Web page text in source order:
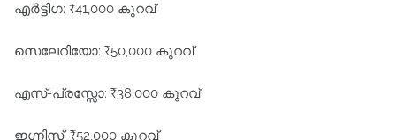
എർട്ടിഗ: ₹41,000 കുറവ്
സെലേറിയോ: ₹50,000 കുറവ്
എസ്-പ്രസ്സോ: ₹38,000 കുറവ്
ഇഗ്നിസ്: ₹52,000 കുറവ്